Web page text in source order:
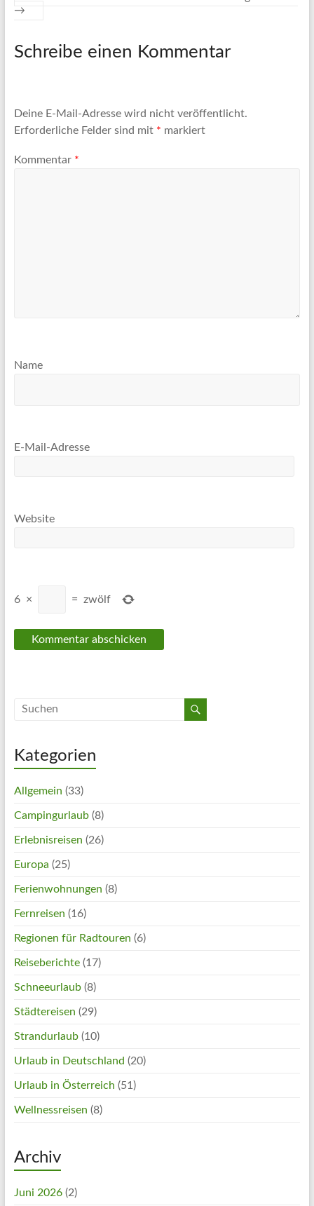
→
Schreibe einen Kommentar
Deine E-Mail-Adresse wird nicht veröffentlicht.
Erforderliche Felder sind mit * markiert
Kommentar *
Name
E-Mail-Adresse
Website
6 × = zwölf
Kategorien
Allgemein (33)
Campingurlaub(8)
Erlebnisreisen (26)
Europa (25)
Ferienwohnungen (8)
Fernreisen (16)
Regionen für Radtouren (6)
Reiseberichte(17)
Schneeurlaub(8)
Städtereisen (29)
Strandurlaub(10)
Urlaub in Deutschland (20)
Urlaub in Österreich (51)
Wellnessreisen (8)
Archiv
Juni 2026(2)